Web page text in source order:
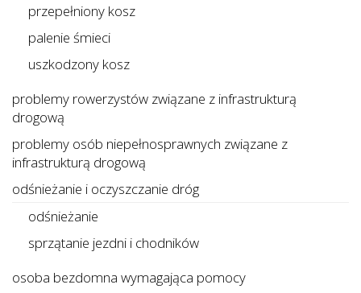
przepełniony kosz
palenie śmieci
uszkodzony kosz
problemy rowerzystów związane z infrastrukturą
drogową
problemy osób niepełnosprawnych związane z
infrastrukturą drogową
odśnieżanie i oczyszczanie dróg
odśnieżanie
sprzątanie jezdni i chodników
osoba bezdomna wymagająca pomocy